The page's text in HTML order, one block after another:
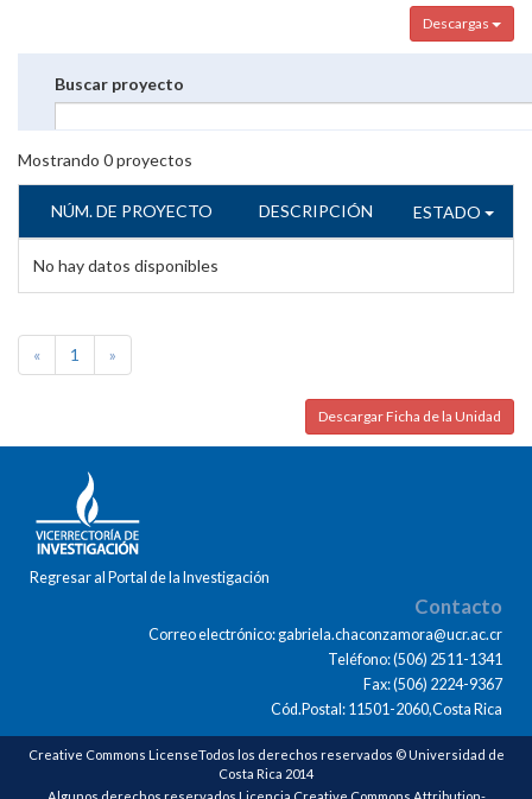
Descargas
Buscar proyecto
Mostrando 0proyectos
NÚM. DE PROYECTO DESCRIPCIÓN ESTADO
No hay datos disponibles
« 1 »
Descargar Ficha de la Unidad
Regresar al Portal de la Investigación
Contacto
Correo electrónico: gabriela.chaconzamora@ucr.ac.cr
Teléfono: (506) 2511-1341
Fax: (506) 2224-9367
Cód.Postal: 11501-2060,Costa Rica
Creative Commons LicenseTodos los derechos reservados © Universidad de
Costa Rica 2014